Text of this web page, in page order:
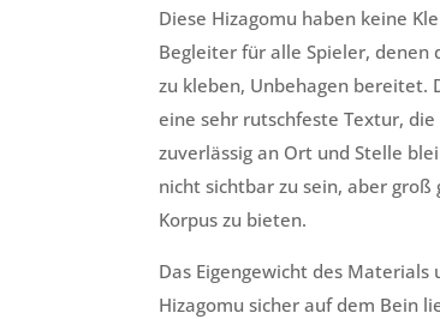
Diese Hizagomu haben keine
Begleiter für alle Spieler, denen
zu kleben, Unbehagen bereitet.
eine sehr rutschfeste Textur,
zuverlässig an Ort und Stelle
nicht sichtbar zu sein, aber
Korpus zu bieten.
Das Eigengewicht des Materials
Hizagomu sicher auf dem Bein